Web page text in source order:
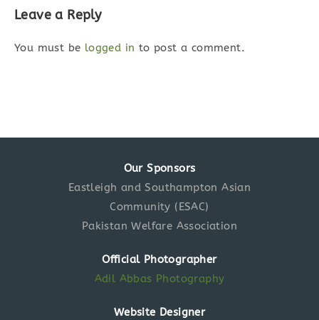
Leave a Reply
You must be logged in to post a comment.
Our Sponsors
Eastleigh and Southampton Asian
Community (ESAC)
Pakistan Welfare Association
Official Photographer
Adil Abbas Photography
Website Designer